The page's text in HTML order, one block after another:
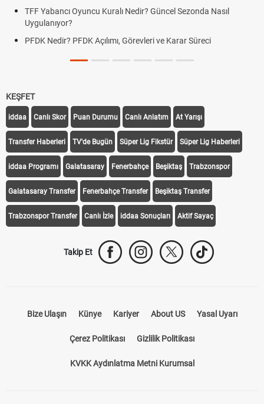
TFF Yabancı Oyuncu Kuralı Nedir? Güncel Sezonda Nasıl
Uygulanıyor?
PFDK Nedir? PFDK Açılımı, Görevleri ve Karar Süreci
KEŞFET
iddaa Canlı Skor Puan Durumu Canlı Anlatım At Yarışı
Transfer Haberleri TV'de Bugün Süper Lig Fikstür Süper Lig Haberleri
iddaa Programı Galatasaray Fenerbahçe Beşiktaş Trabzonspor
Galatasaray Transfer Fenerbahçe Transfer Beşiktaş Transfer
Trabzonspor Transfer Canlı İzle iddaa Sonuçları Aktif Sayaç
Takip Et
Bize Ulaşın Künye Kariyer About US Yasal Uyarı
Çerez Politikası Gizlilik Politikası
KVKK Aydınlatma Metni Kurumsal